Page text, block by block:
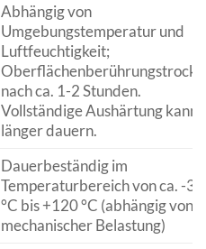
Abhängig von
Umgebungstemperatur und
Luftfeuchtigkeit;
nach ca. 1-2 Stunden.
Vollständige Aushärtung kann
länger dauern.
Dauerbeständig im
Temperaturbereich von ca. -30
°C bis +120 °C (abhängig von
mechanischer Belastung)